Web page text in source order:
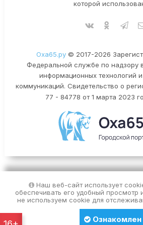
которой
Оха65.ру© 2017-2026
Федеральной службе по надзору
информационных технологий
коммуникаций. Свидетельство о
77 - 84778 от 1 марта 2023
Наш веб-сайт использует
обеспечивать его удобный
не используем cookie для
Ознакомлен